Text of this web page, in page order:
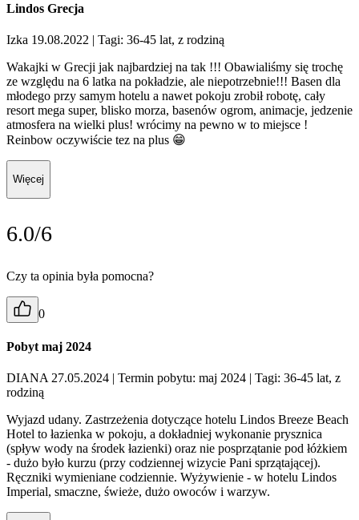
Lindos Grecja
Izka 19.08.2022 | Tagi: 36-45 lat, z rodziną
Wakajki w Grecji jak najbardziej na tak !!! Obawialiśmy się trochę
ze względu na 6 latka na pokładzie, ale niepotrzebnie!!! Basen dla
młodego przy samym hotelu a nawet pokoju zrobił robotę, cały
resort mega super, blisko morza, basenów ogrom, animacje, jedzenie
atmosfera na wielki plus! wrócimy na pewno w to miejsce !
Reinbow oczywiście tez na plus 😁
Więcej
6.0/6
Czy ta opinia była pomocna?
0
Pobyt maj 2024
DIANA 27.05.2024 | Termin pobytu: maj 2024 | Tagi: 36-45 lat, z
rodziną
Wyjazd udany. Zastrzeżenia dotyczące hotelu Lindos Breeze Beach
Hotel to łazienka w pokoju, a dokładniej wykonanie prysznica
(spływ wody na środek łazienki) oraz nie posprzątanie pod łóżkiem
- dużo było kurzu (przy codziennej wizycie Pani sprzątającej).
Ręczniki wymieniane codziennie. Wyżywienie - w hotelu Lindos
Imperial, smaczne, świeże, dużo owoców i warzyw.